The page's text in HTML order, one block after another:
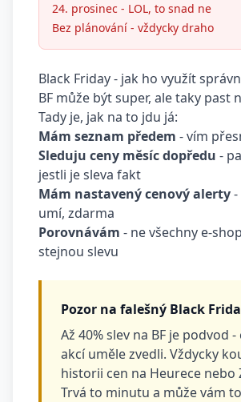
24. prosinec - LOL, to snad ne
Bez plánování - vždycky draho
Black Friday - jak ho využít
BF může být super, ale taky past
Tady je, jak na to jdu já:
Mám seznam předem - vím
Sleduju ceny měsíc dopředu -
jestli je sleva fakt
Mám nastavený cenový alerty
umí, zdarma
Porovnávám - ne všechny e-
stejnou slevu
Pozor na falešný Black
Až 40% slev na BF je podvod
akcí uměle zvedli. Vždycky
historii cen na Heurece nebo
Trvá to minutu a může vám